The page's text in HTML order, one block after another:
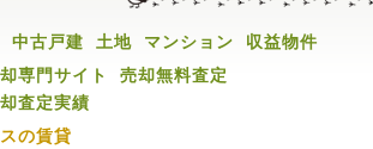
中古戸建 土地 マンション
収益物件
専門サイト
売却無料査定
査定実績
の賃貸